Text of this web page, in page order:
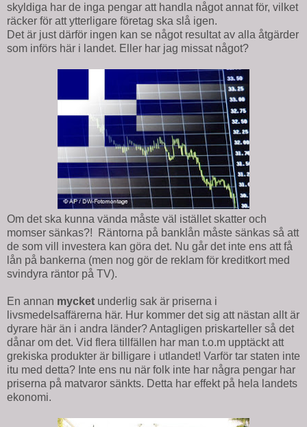
skyldiga har de inga pengar att handla något annat för, vilket
räcker för att ytterligare företag ska slå igen.
Det är just därför ingen kan se något resultat av alla åtgärder
som införs här i landet. Eller har jag missat något?
Om det ska kunna vända måste väl istället skatter och
momser sänkas?! Räntorna på banklån måste sänkas så att
de som vill investera kan göra det. Nu går det inte ens att få
lån på bankerna (men nog gör de reklam för kreditkort med
svindyra räntor på TV).
En annan mycket underlig sak är priserna i
livsmedelsaffärerna här. Hur kommer det sig att nästan allt är
dyrare här än i andra länder? Antagligen priskarteller så det
dånar om det. Vid flera tillfällen har man t.o.m upptäckt att
grekiska produkter är billigare i utlandet! Varför tar staten inte
itu med detta? Inte ens nu när folk inte har några pengar har
priserna på matvaror sänkts. Detta har effekt på hela landets
ekonomi.